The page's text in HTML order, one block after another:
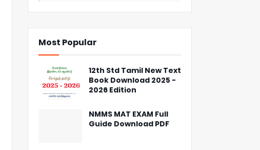
Most Popular
12th Std Tamil New Text
Book Download 2025 -
2026 Edition
NMMS MAT EXAM Full
Guide Download PDF